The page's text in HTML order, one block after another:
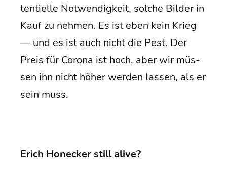
ten­ti­el­le Not­wen­dig­keit, sol­che Bil­der in
Kauf zu neh­men. Es ist eben kein Krieg
— und es ist auch nicht die Pest. Der
Preis für Coro­na ist hoch, aber wir müs­
sen ihn nicht höher wer­den las­sen, als er
sein muss.
Erich Hon­ecker still alive?